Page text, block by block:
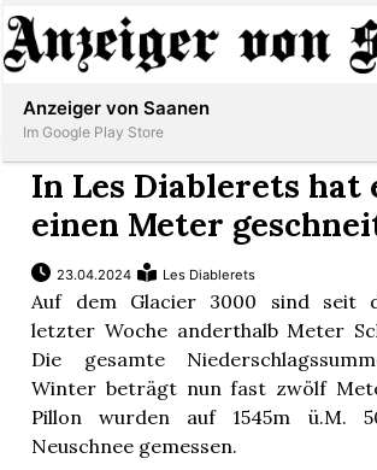
Abonnieren
In Les Diablerets hat
einen Meter
23.04.2024 Les Diablerets
Auf dem Glacier 3000 sind seit
letzter Woche anderthalb Meter
Die gesamte
Winter beträgt nun fast zwölf
Pillon wurden auf 1545m ü.M.
Neuschnee gemessen.
Anzeiger von Saanen
Im Google Play Store